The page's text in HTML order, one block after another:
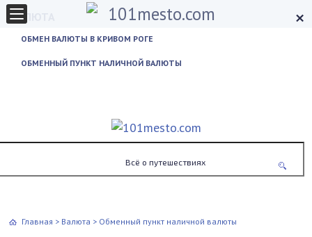
×
ВАЛЮТА
ОБМЕН ВАЛЮТЫ В КРИВОМ РОГЕ
ОБМЕННЫЙ ПУНКТ НАЛИЧНОЙ ВАЛЮТЫ
Всё о путешествиях
Главная > Валюта > Обменный пункт наличной валюты